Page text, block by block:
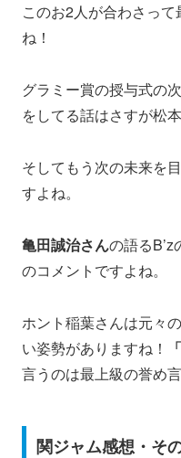
このお2人が合わさっ
ね！
グラミー賞の授与式の
をしてる話はさすが松
そしてもう次の未来を
すよね。
亀田誠治さんの語る
のコメントですよね。
ホント稲葉さんは元々
い姿勢がありますね！
言うのは最上級の誉め
関ジャム感想・そ